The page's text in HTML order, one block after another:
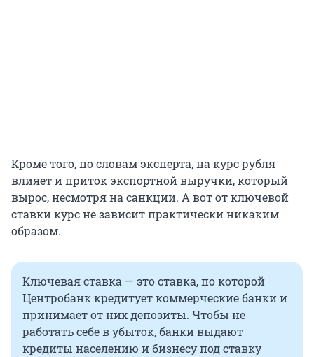
Кроме того, по словам эксперта, на курс рубля
влияет и приток экспортной выручки, который
вырос, несмотря на санкции. А вот от ключевой
ставки курс не зависит практически никаким
образом.
Ключевая ставка — это ставка, по которой
Центробанк кредитует коммерческие банки и
принимает от них депозиты. Чтобы не
работать себе в убыток, банки выдают
кредиты населению и бизнесу под ставку